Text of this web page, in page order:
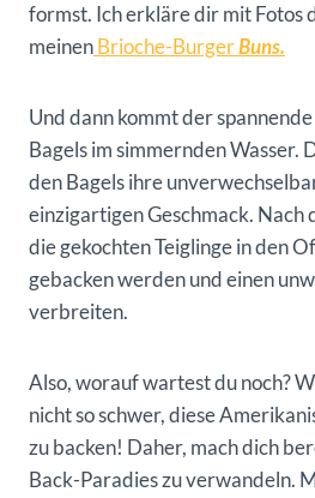
formst. Ich erkläre dir mit Fotos
meinenBrioche-BurgerBuns.
Und dann kommt der
Bagels im simmernden Wasser.
den Bagels ihre
einzigartigen Geschmack. Nach
die gekochten Teiglinge in den
gebacken werden und einen
verbreiten.
Also, worauf wartest du noch?
nicht so schwer, diese
zu backen! Daher, mach dich
Back-Paradies zu verwandeln.